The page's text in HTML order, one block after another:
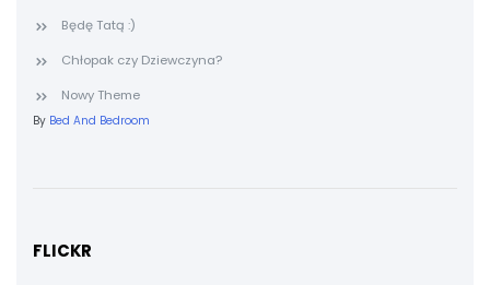
Będę Tatą :)
Chłopak czy Dziewczyna?
Nowy Theme
By Bed And Bedroom
FLICKR